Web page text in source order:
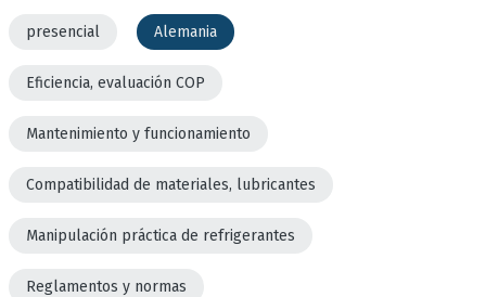
presencial Alemania
Eficiencia, evaluación COP
Mantenimiento y funcionamiento
Compatibilidad de materiales, lubricantes
Manipulación práctica de refrigerantes
Reglamentos y normas